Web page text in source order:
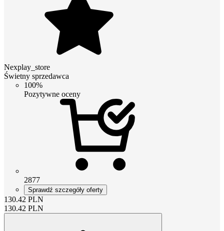
Nexplay_store
Świetny sprzedawca
100%
Pozytywne oceny
2877
Sprawdź szczegóły oferty
130.42 PLN
130.42 PLN